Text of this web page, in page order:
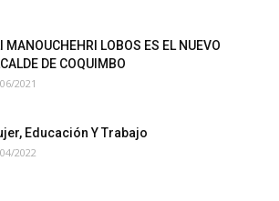
MANOUCHEHRI LOBOS ES EL NUEVO
DE COQUIMBO
2021
Educación Y Trabajo
2022